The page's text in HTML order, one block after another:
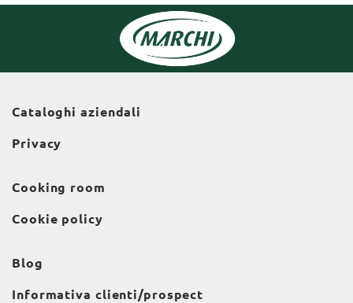
Cataloghi aziendali
Privacy
Cooking room
Cookie policy
Blog
Informativa clienti/prospect